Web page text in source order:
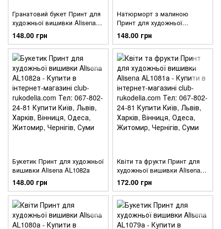
Гранатовий букет Принт для
художньої вишивки Alisena
AL1084а
148.00 грн
Натюрморт з малиною
Принт для художньої
вишивки Alisena AL1083а
148.00 грн
Букетик Принт для художньої
вишивки Alisena AL1082а
148.00 грн
Квіти та фрукти Принт для
художньої вишивки Alisena
AL1081а
172.00 грн